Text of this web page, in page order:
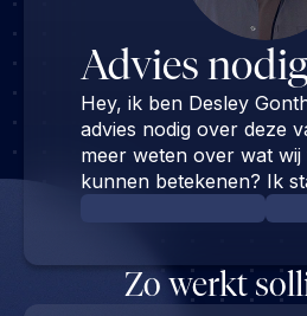
Advies
Hey, ik ben Desley
advies nodig over deze
meer weten over wat
kunnen betekenen? Ik
Zo werkt